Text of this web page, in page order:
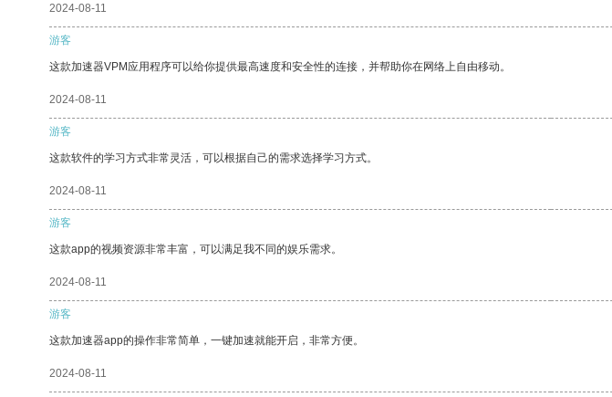
2024-08-11
游客
这款加速器VPM应用程序可以给你提供最高速度和安全性的连接，并帮助你在网络上自由移动。
2024-08-11
游客
这款软件的学习方式非常灵活，可以根据自己的需求选择学习方式。
2024-08-11
游客
这款app的视频资源非常丰富，可以满足我不同的娱乐需求。
2024-08-11
游客
这款加速器app的操作非常简单，一键加速就能开启，非常方便。
2024-08-11